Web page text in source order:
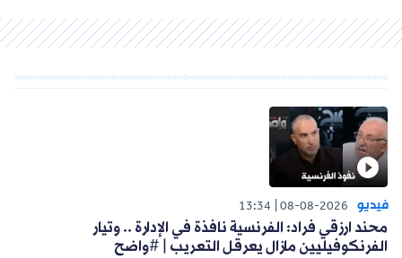
فيديو 08-08-2026
13:34
محند ارزقي فراد: الفرنسية نافذة في الإدارة .. وتيار
الفرنكوفيليين مازال يعرقل التعريب | #واضح